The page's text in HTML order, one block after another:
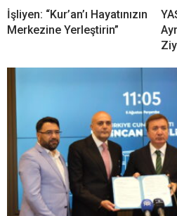
İşliyen: “Kur’an’ı Hayatınızın
Merkezine Yerleştirin”